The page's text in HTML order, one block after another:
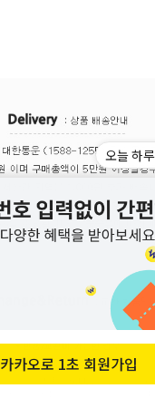
오늘 하
카카오로 1초 회원가입